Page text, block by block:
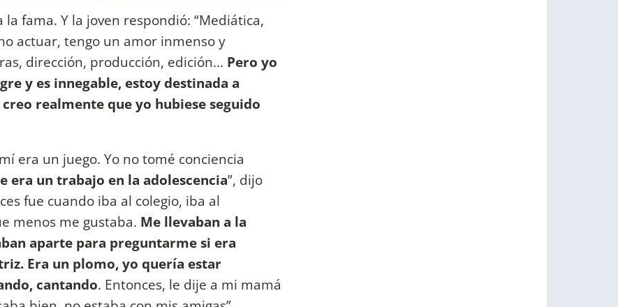
fama. Y la joven respondió: “Mediática,
actuar, tengo un amor inmenso y
dirección, producción, edición... Pero yo
y es innegable, estoy destinada a
realmente que yo hubiese seguido
era un juego. Yo no tomé conciencia
era un trabajo en la adolescencia”, dijo
fue cuando iba al colegio, iba al
menos me gustaba. Me llevaban a la
aparte para preguntarme si era
Era un plomo, yo quería estar
cantando. Entonces, le dije a mi mamá